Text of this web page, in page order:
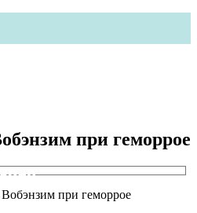
при геморрое